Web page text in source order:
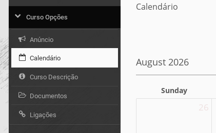
Calendário
August 2026
Sunday
26
Curso Opções
Anúncio
Calendário
Curso Descrição
Documentos
Ligações